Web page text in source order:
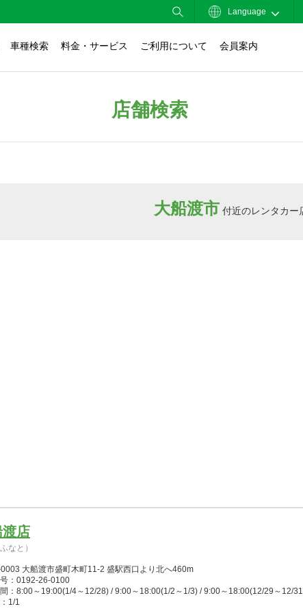
Language
車種検索 料金・サービス ご利用について 会員案内
店舗検索
大船渡市 付近のレンタカー
渡店
なと）
大船渡市盛町木町11-2 盛駅西口より北へ460m
：0192-26-0100
：8:00～19:00(1/4～12/28) / 9:00～18:00(1/2～1/3) / 9:00～18:00(12/29～12/
1/1